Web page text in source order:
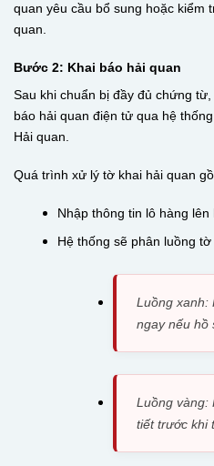
quan yêu cầu bổ sung hoặc kiểm
quan.
Bước 2: Khai báo hải quan
Sau khi chuẩn bị đầy đủ chứng
báo hải quan điện tử qua hệ
Hải quan.
Quá trình xử lý tờ khai hải quan
Nhập thông tin lô hàng lên
Hệ thống sẽ phân luồng
Luồng xanh:
ngay nếu hồ
Luồng vàng:
tiết trước khi